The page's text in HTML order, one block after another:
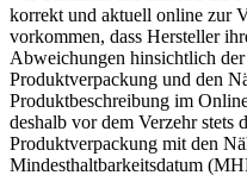
korrekt und aktuell online zur
vorkommen, dass Hersteller
Abweichungen hinsichtlich
Produktverpackung und den
Produktbeschreibung im
deshalb vor dem Verzehr stets
Produktverpackung mit den
Mindesthaltbarkeitsdatum